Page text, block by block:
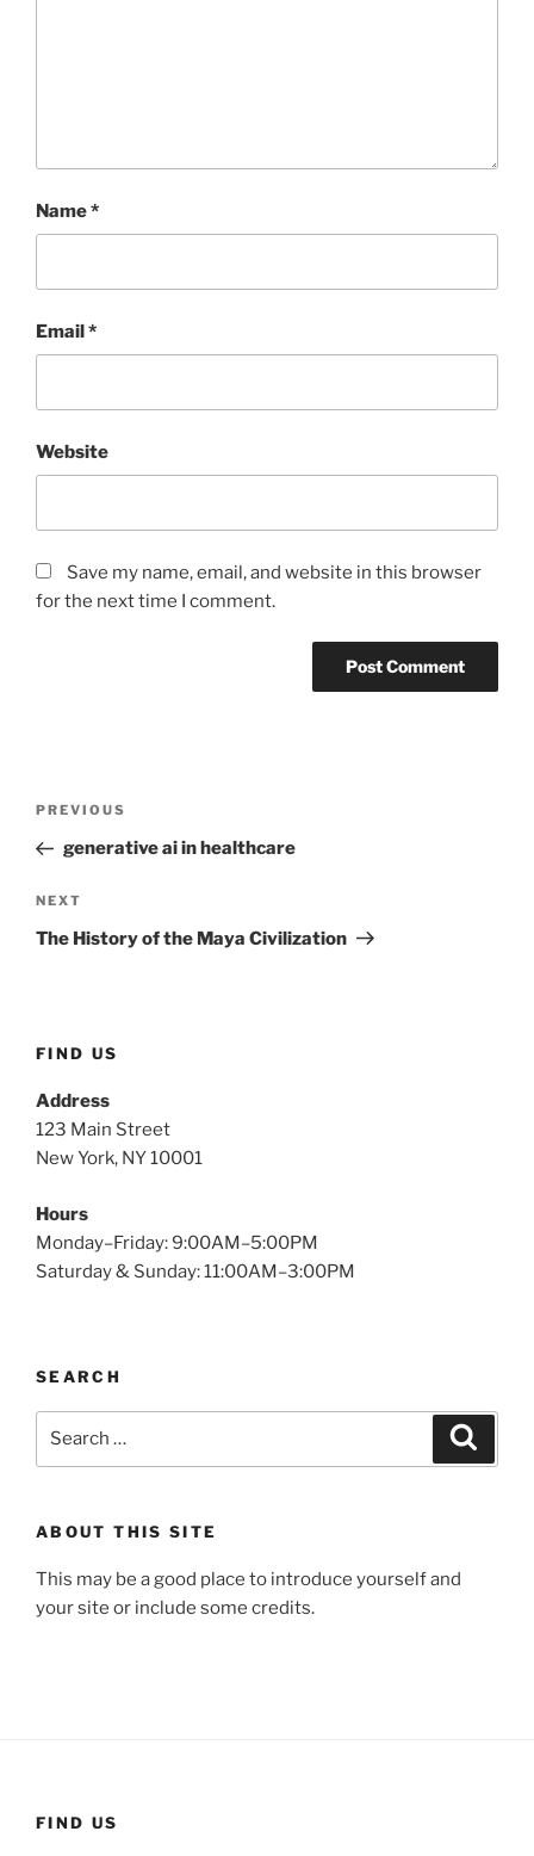
Name*
Email*
Website
Save my name, email, and website in this browser
for the next time I comment.
Previous
Post
PREVIOUS
generative ai in healthcare
Next
Post
NEXT
The History of the Maya Civilization
FIND US
Address
123 Main Street
New York, NY 10001
Hours
Monday–Friday: 9:00AM–5:00PM
Saturday & Sunday: 11:00AM–3:00PM
SEARCH
ABOUT THIS SITE
This may be a good place to introduce yourself and
your site or include some credits.
FIND US